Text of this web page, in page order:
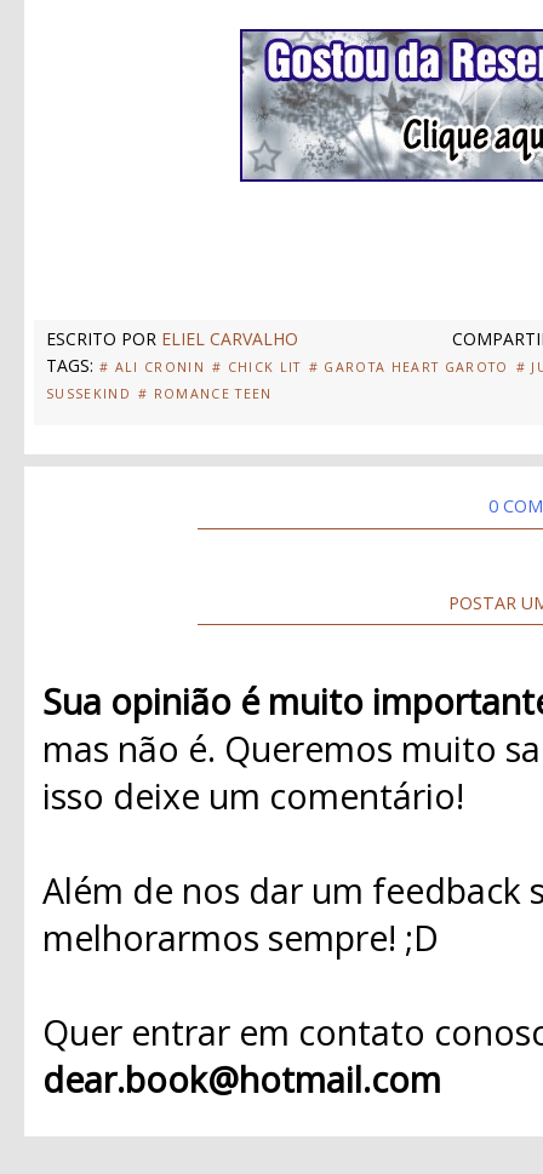
ESCRITO POR ELIEL CARVALHO
TAGS: # ALI CRONIN # CHICK LIT # GAROTA HEART GAROTO
#
SUSSEKIND # ROMANCE TEEN
0
POSTAR
Sua opinião é muito
mas não é. Queremos muito
isso deixe um comentário!
Além de nos dar um
melhorarmos sempre! ;D
Quer entrar em contato
dear.book@hotmail.com